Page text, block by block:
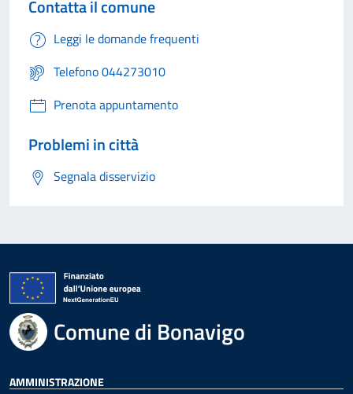
Contatta il comune
Leggi le domande frequenti
Telefono 044273010
Prenota appuntamento
Problemi in città
Segnala disservizio
Comune di Bonavigo
AMMINISTRAZIONE